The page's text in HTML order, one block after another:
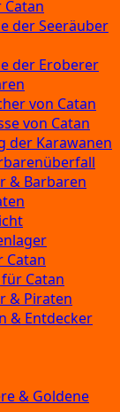
der Seeräuber
der Eroberer
von Catan
von Catan
der Karawanen
& Barbaren
Catan
Catan
& Piraten
& Entdecker
& Goldene